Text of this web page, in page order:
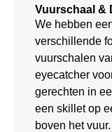
Vuurschaal &
We hebben
verschillende
vuurschalen
eyecatcher
gerechten in
een skillet op
boven het